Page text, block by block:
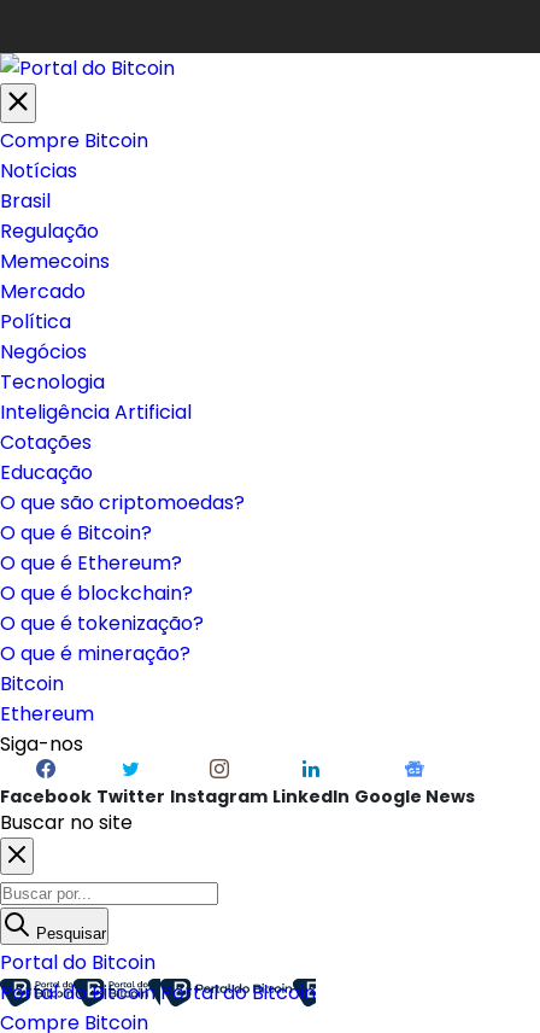
Compre Bitcoin
Notícias
Brasil
Regulação
Memecoins
Mercado
Política
Negócios
Tecnologia
Inteligência Artificial
Cotações
Educação
O que são criptomoedas?
O que é Bitcoin?
O que é Ethereum?
O que é blockchain?
O que é tokenização?
O que é mineração?
Bitcoin
Ethereum
Siga-nos
Facebook Twitter Instagram LinkedIn Google News
Buscar no site
Pesquisar
Portal do Bitcoin
Portal do BitcoinPortal do Bitcoin
Compre Bitcoin